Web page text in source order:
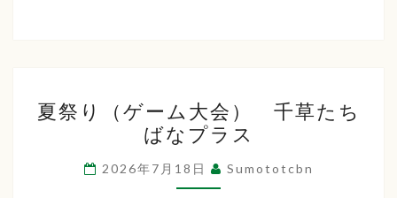
祭
り
（ゲ
ー
夏祭り（ゲーム大会） 千草たち
ばなプラス
2026年7月18日 Sumototcbn